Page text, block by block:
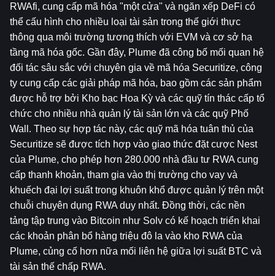
RWAfi, cung cấp mã hóa "một cửa" và ngăn xếp DeFi có
thể cấu hình cho nhiều loại tài sản trong thế giới thực
thông qua môi trường tương thích với EVM và cơ sở hạ
tầng mã hóa gốc. Gần đây, Plume đã công bố mối quan hệ
đối tác sâu sắc với chuyên gia về mã hóa Securitize, công
ty cung cấp các giải pháp mã hóa, bao gồm các sản phẩm
được hỗ trợ bởi Kho bạc Hoa Kỳ và các quỹ tín thác cấp tổ
chức cho nhiều nhà quản lý tài sản lớn và các quỹ Phố
Wall. Theo sự hợp tác này, các quỹ mã hóa tuân thủ của
Securitize sẽ được tích hợp vào giao thức đặt cược Nest
của Plume, cho phép hơn 280.000 nhà đầu tư RWA cung
cấp thanh khoản, tham gia vào thị trường cho vay và
khuếch đại lợi suất trong khuôn khổ được quản lý trên một
chuỗi chuyên dụng RWA duy nhất. Đồng thời, các nền
tảng tập trung vào Bitcoin như Solv có kế hoạch triển khai
các khoản phân bổ hàng triệu đô la vào kho RWA của
Plume, củng cố hơn nữa mối liên hệ giữa lợi suất BTC và
tài sản thế chấp RWA.